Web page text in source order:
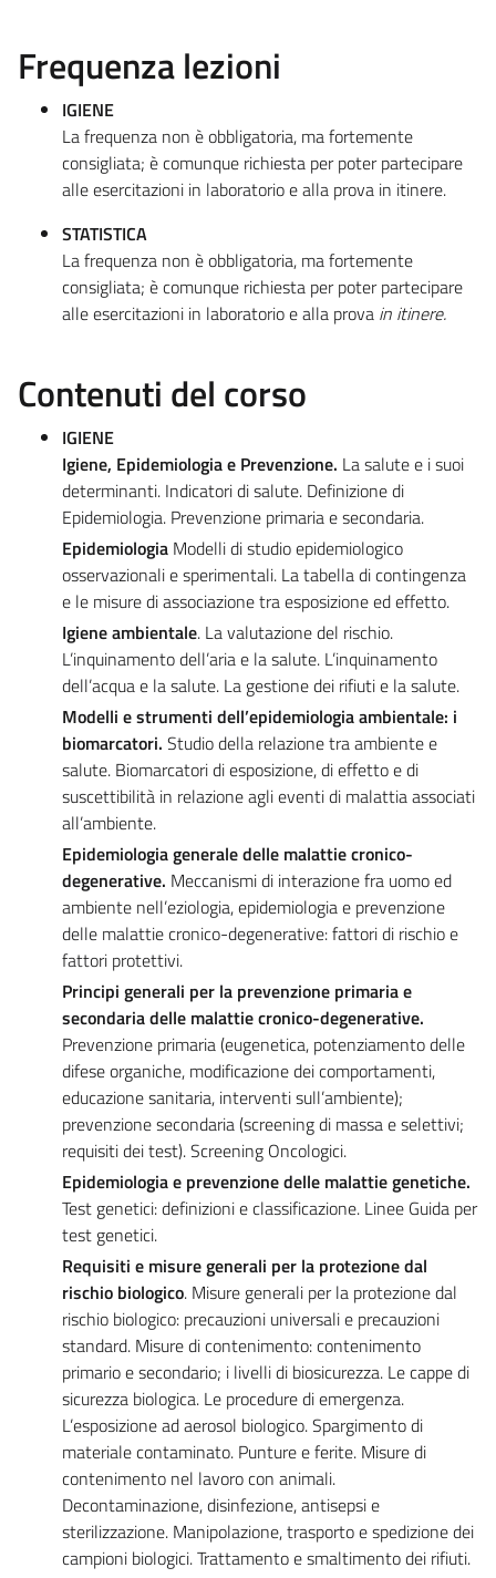
Frequenza lezioni
IGIENE
La frequenza non è obbligatoria, ma fortemente
consigliata; è comunque richiesta per poter partecipare
alle esercitazioni in laboratorio e alla prova in itinere.
STATISTICA
La frequenza non è obbligatoria, ma fortemente
consigliata; è comunque richiesta per poter partecipare
alle esercitazioni in laboratorio e alla prova in itinere.
Contenuti del corso
IGIENE
Igiene, Epidemiologia e Prevenzione. La salute e i suoi
determinanti. Indicatori di salute. Definizione di
Epidemiologia. Prevenzione primaria e secondaria.
Epidemiologia Modelli di studio epidemiologico
osservazionali e sperimentali. La tabella di contingenza
e le misure di associazione tra esposizione ed effetto.
Igiene ambientale. La valutazione del rischio.
L’inquinamento dell’aria e la salute. L’inquinamento
dell’acqua e la salute. La gestione dei rifiuti e la salute.
Modelli e strumenti dell’epidemiologia ambientale: i
biomarcatori. Studio della relazione tra ambiente e
salute. Biomarcatori di esposizione, di effetto e di
suscettibilità in relazione agli eventi di malattia associati
all’ambiente.
Epidemiologia generale delle malattie cronico-
degenerative. Meccanismi di interazione fra uomo ed
ambiente nell’eziologia, epidemiologia e prevenzione
delle malattie cronico-degenerative: fattori di rischio e
fattori protettivi.
Principi generali per la prevenzione primaria e
secondaria delle malattie cronico-degenerative.
Prevenzione primaria (eugenetica, potenziamento delle
difese organiche, modificazione dei comportamenti,
educazione sanitaria, interventi sull’ambiente);
prevenzione secondaria (screening di massa e selettivi;
requisiti dei test). Screening Oncologici.
Epidemiologia e prevenzione delle malattie genetiche.
Test genetici: definizioni e classificazione. Linee Guida per
test genetici.
Requisiti e misure generali per la protezione dal
rischio biologico. Misure generali per la protezione dal
rischio biologico: precauzioni universali e precauzioni
standard. Misure di contenimento: contenimento
primario e secondario; i livelli di biosicurezza. Le cappe di
sicurezza biologica. Le procedure di emergenza.
L’esposizione ad aerosol biologico. Spargimento di
materiale contaminato. Punture e ferite. Misure di
contenimento nel lavoro con animali.
Decontaminazione, disinfezione, antisepsi e
sterilizzazione. Manipolazione, trasporto e spedizione dei
campioni biologici. Trattamento e smaltimento dei rifiuti.